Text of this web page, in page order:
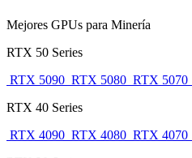
Mejores GPUs para Minería
RTX 50 Series
RTX 5090 RTX 5080 RTX 5070
RTX 40 Series
RTX 4090 RTX 4080 RTX 4070